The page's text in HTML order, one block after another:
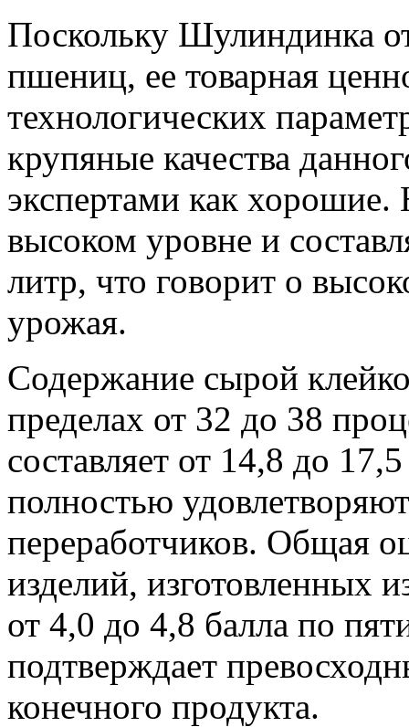
Поскольку Шулиндинка
пшениц, ее товарная
технологических
крупяные качества
экспертами как хорошие.
высоком уровне и
литр, что говорит о
урожая.
Содержание сырой
пределах от 32 до 38
составляет от 14,8 до
полностью
переработчиков. Общая
изделий, изготовленных
от 4,0 до 4,8 балла по
подтверждает
конечного продукта.